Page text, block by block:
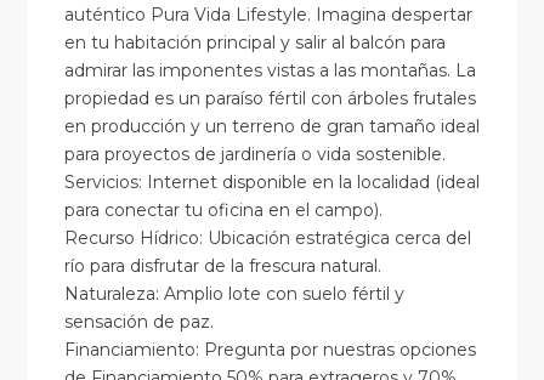
auténtico Pura Vida Lifestyle. Imagina despertar
en tu habitación principal y salir al balcón para
admirar las imponentes vistas a las montañas. La
propiedad es un paraíso fértil con árboles frutales
en producción y un terreno de gran tamaño ideal
para proyectos de jardinería o vida sostenible.
Servicios: Internet disponible en la localidad (ideal
para conectar tu oficina en el campo).
Recurso Hídrico: Ubicación estratégica cerca del
río para disfrutar de la frescura natural.
Naturaleza: Amplio lote con suelo fértil y
sensación de paz.
Financiamiento: Pregunta por nuestras opciones